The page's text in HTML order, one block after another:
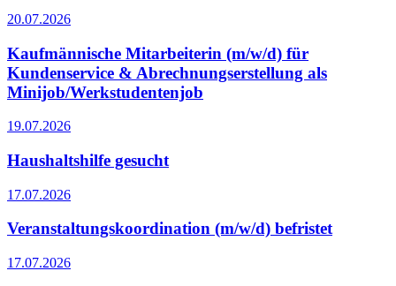
20.07.2026
Kaufmännische Mitarbeiterin (m/w/d) für
Kundenservice & Abrechnungserstellung als
Minijob/Werkstudentenjob
19.07.2026
Haushaltshilfe gesucht
17.07.2026
Veranstaltungskoordination (m/w/d) befristet
17.07.2026